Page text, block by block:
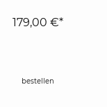
179,00 €*
bestellen